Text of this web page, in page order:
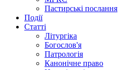
Пастирські послання
Події
Статті
Літургіка
Богослов'я
Патрологія
Канонічне право